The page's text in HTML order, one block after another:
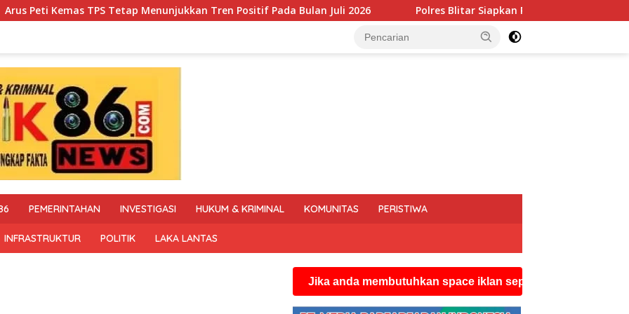
Tren Positif Pada Bulan Juli 2026 Polres Blitar Siapkan Personel Tanggap Bencana Cegah dan Tangani
PEMERINTAHAN INVESTIGASI HUKUM & KRIMINAL KOMUNITAS PERISTIWA
INFRASTRUKTUR POLITIK LAKA LANTAS
Jika anda membutuhkan space iklan seperti ini silahkan hubungi